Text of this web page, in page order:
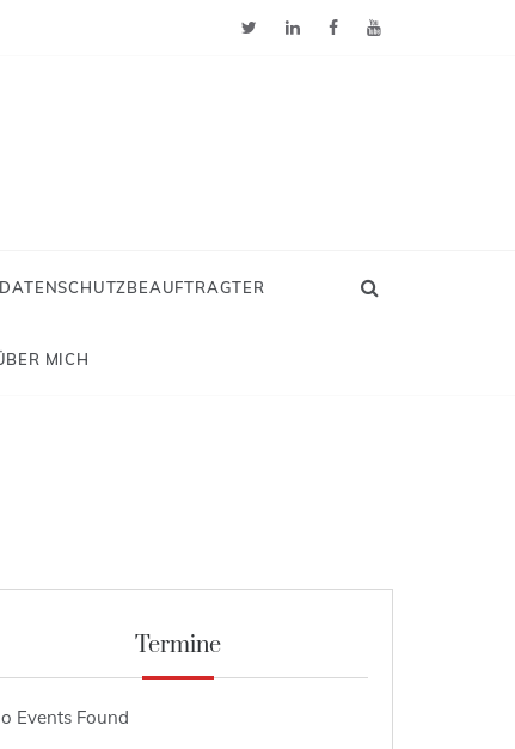
MICH
Termine
Events Found